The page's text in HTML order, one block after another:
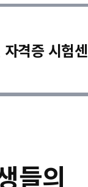
격증 시험
들의